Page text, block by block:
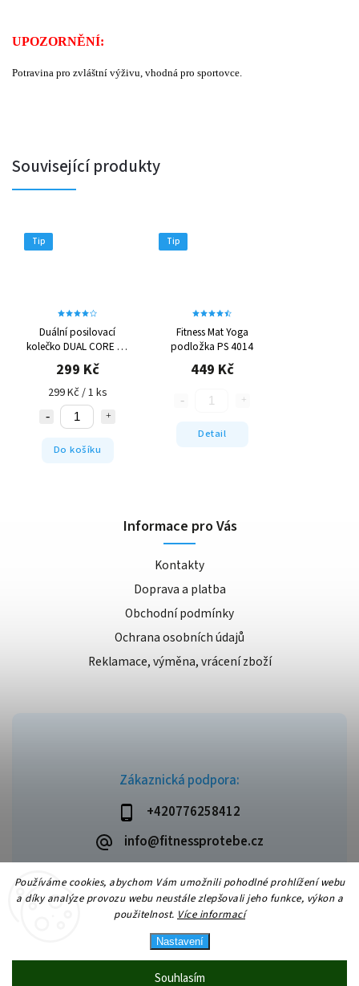
Používáme cookies, abychom Vám umožnili pohodlné prohlížení webu
a díky analýze provozu webu neustále zlepšovali jeho funkce, výkon a
použitelnost. Více informací
Nastavení
Souhlasím
UPOZORNĚNÍ:
Potravina pro zvláštní výživu, vhodná pro sportovce.
Související produkty
Tip
Duální posilovací
kolečko DUAL CORE PS
4042
299 Kč
299 Kč / 1 ks
Do košíku
Tip
Fitness Mat Yoga
podložka PS 4014
449 Kč
Detail
Zákaznická podpora:
+420776258412
info@fitnessprotebe.cz
Informace pro Vás
Kontakty
Doprava a platba
Obchodní podmínky
Ochrana osobních údajů
Reklamace, výměna, vrácení zboží
Copyright 2026Fitnessprotebe.cz. Všechna práva vyhrazena.
VytvořilShoptet| Design